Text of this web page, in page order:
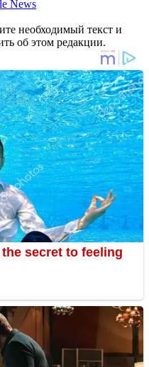
News
необходимый текст и
об этом редакции.